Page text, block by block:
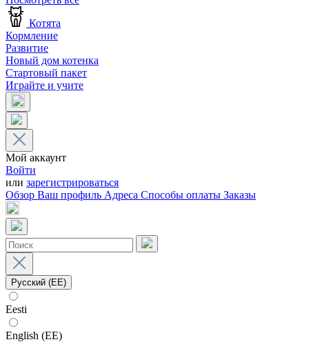
Котята
Кормление
Развитие
Новый дом котенка
Стартовый пакет
Играйте и учите
Мой аккаунт
Войти
или зарегистрироваться
Обзор Ваш профиль Адреса Способы оплаты Заказы
Русский (EE)
Eesti
English (EE)